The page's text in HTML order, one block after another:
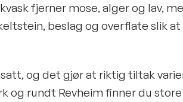
fjerner mose, alger og lav,
beslag og overflate slik
og det gjør at riktig tiltak
og rundt Revheim finner du